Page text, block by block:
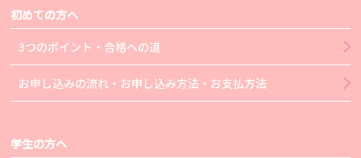
初めての方へ
3つのポイント・合格への道
お申し込みの流れ・お申し込み方法・お支払方法
学生の方へ